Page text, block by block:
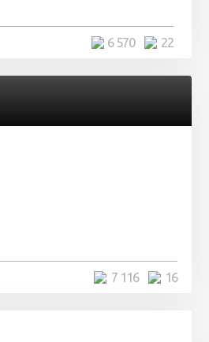
22
6 570
16
7 116